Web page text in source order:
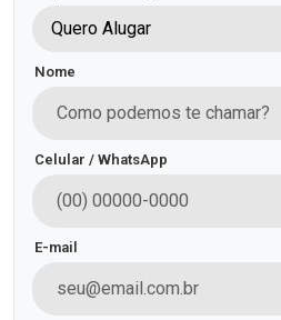
Quero Alugar
Nome
Celular / WhatsApp
E-mail